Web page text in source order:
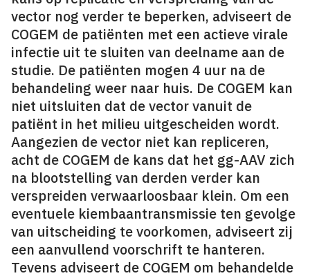
vector nog verder te beperken, adviseert de
COGEM de patiënten met een actieve virale
infectie uit te sluiten van deelname aan de
studie. De patiënten mogen 4 uur na de
behandeling weer naar huis. De COGEM kan
niet uitsluiten dat de vector vanuit de
patiënt in het milieu uitgescheiden wordt.
Aangezien de vector niet kan repliceren,
acht de COGEM de kans dat het gg-AAV zich
na blootstelling van derden verder kan
verspreiden verwaarloosbaar klein. Om een
eventuele kiembaantransmissie ten gevolge
van uitscheiding te voorkomen, adviseert zij
een aanvullend voorschrift te hanteren.
Tevens adviseert de COGEM om behandelde